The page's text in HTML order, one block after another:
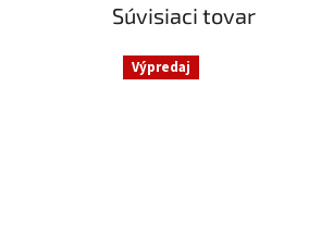
Súvisiaci tovar
Výpredaj